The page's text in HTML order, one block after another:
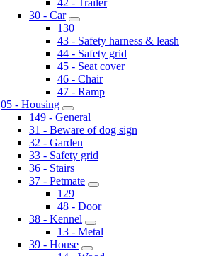
30 - Car
130
43 - Safety harness & leash
44 - Safety grid
45 - Seat cover
46 - Chair
47 - Ramp
05 - Housing
149 - General
31 - Beware of dog sign
32 - Garden
33 - Safety grid
36 - Stairs
37 - Petmate
129
48 - Door
38 - Kennel
13 - Metal
39 - House